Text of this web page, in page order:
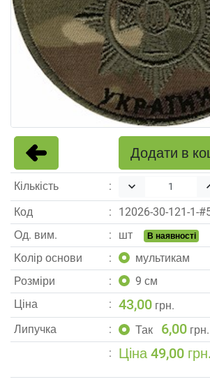
Додати в
Кількість keyboard_arrow_down
Код 12026-30-121-1-#
Од. вим.
шт В наявності
Kолір основи
мультикам
Pозміри
9 см
Ціна
43,00 грн.
Липучка
Так 6,00 грн.
Ціна 49,00